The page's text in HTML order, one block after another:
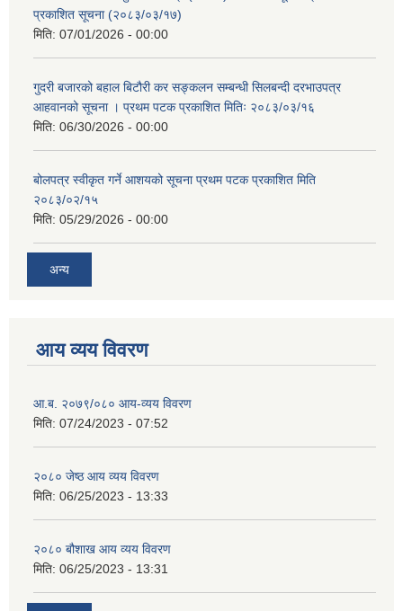
प्रकाशित सूचना (२०८३/०३/१७)
मिति: 07/01/2026 - 00:00
गुदरी बजारको बहाल बिटौरी कर सङ्कलन सम्बन्धी सिलबन्दी दरभाउपत्र
आहवानको सूचना । प्रथम पटक प्रकाशित मितिः २०८३/०३/१६
मिति: 06/30/2026 - 00:00
बोलपत्र स्वीकृत गर्ने आशयको सूचना प्रथम पटक प्रकाशित मिति
२०८३/०२/१५
मिति: 05/29/2026 - 00:00
अन्य
आय व्यय विवरण
आ.ब. २०७९/०८० आय-व्यय विवरण
मिति: 07/24/2023 - 07:52
२०८० जेष्ठ आय व्यय विवरण
मिति: 06/25/2023 - 13:33
२०८० बौशाख आय व्यय विवरण
मिति: 06/25/2023 - 13:31